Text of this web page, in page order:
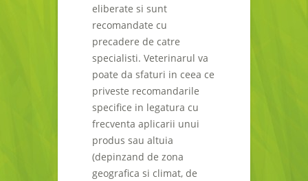
eliberate si sunt
recomandate cu
precadere de catre
specialisti. Veterinarul va
poate da sfaturi in ceea ce
priveste recomandarile
specifice in legatura cu
frecventa aplicarii unui
produs sau altuia
(depinzand de zona
geografica si climat, de